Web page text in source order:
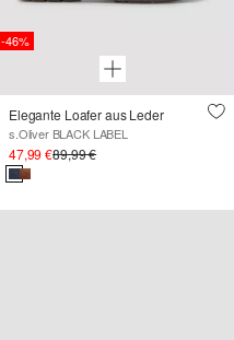
-46%
Elegante Loafer aus Leder
s.Oliver BLACK LABEL
47,99 €89,99 €